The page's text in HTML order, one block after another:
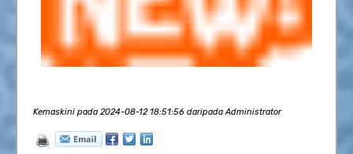
Kemaskini pada 2024-08-12 18:51:56 daripada Administrator